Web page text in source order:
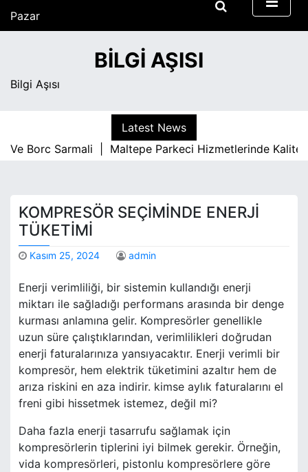
Pazar
Ağustos 9, 2026
BILGI AŞISI
Bilgi Aşısı
Latest News
Borc Sarmali | Maltepe Parkeci Hizmetlerinde Kaliteyi
KOMPRESÖR SEÇIMINDE ENERJI
TÜKETIMI
Kasım 25, 2024 admin
Enerji verimliliği, bir sistemin kullandığı enerji
miktarı ile sağladığı performans arasında bir denge
kurması anlamına gelir. Kompresörler genellikle
uzun süre çalıştıklarından, verimlilikleri doğrudan
enerji faturalarınıza yansıyacaktır. Enerji verimli bir
kompresör, hem elektrik tüketimini azaltır hem de
arıza riskini en aza indirir. kimse aylık faturalarını el
freni gibi hissetmek istemez, değil mi?
Daha fazla enerji tasarrufu sağlamak için
kompresörlerin tiplerini iyi bilmek gerekir. Örneğin,
vida kompresörleri, pistonlu kompresörlere göre